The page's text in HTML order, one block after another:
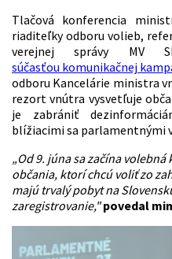
Tlačová konferencia
riaditeľky odboru volieb,
verejnej správy MV
súčasťou komunikačnej
odboru Kancelárie ministra
rezort vnútra vysvetľuje
je zabrániť
blížiacimi sa parlamentnými
„Od 9. júna sa začína
občania, ktorí chcú voliť zo
majú trvalý pobyt na
zaregistrovanie,"povedal